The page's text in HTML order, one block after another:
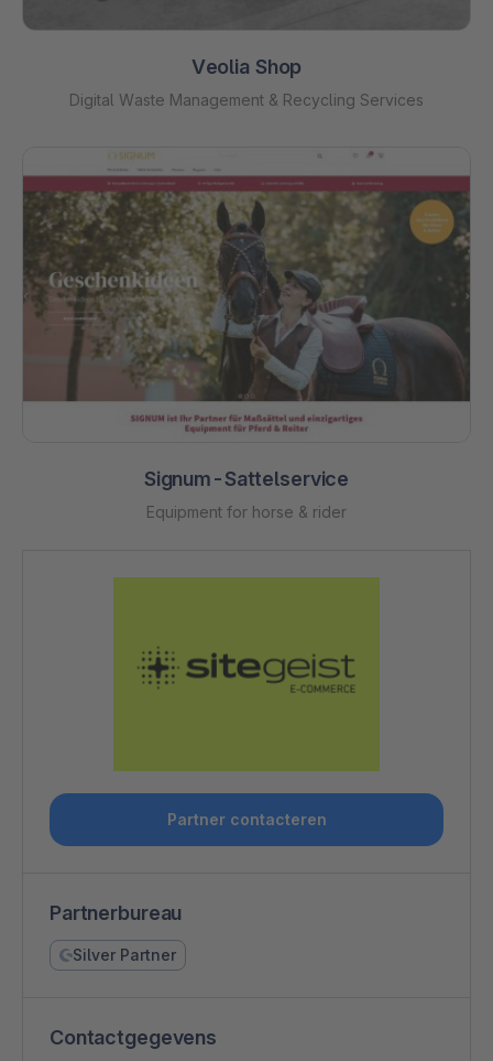
Veolia Shop
Digital Waste Management & Recycling Services
Signum-Sattelservice
Equipment for horse & rider
Partner contacteren
Partnerbureau
Silver Partner
Contactgegevens